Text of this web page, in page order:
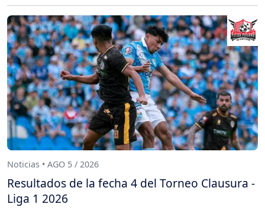
Noticias • AGO 5 / 2026
Resultados de la fecha 4 del Torneo Clausura -
Liga 1 2026